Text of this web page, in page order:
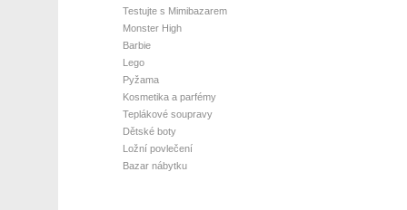
Testujte s Mimibazarem
Monster High
Barbie
Lego
Pyžama
Kosmetika a parfémy
Teplákové soupravy
Dětské boty
Ložní povlečení
Bazar nábytku